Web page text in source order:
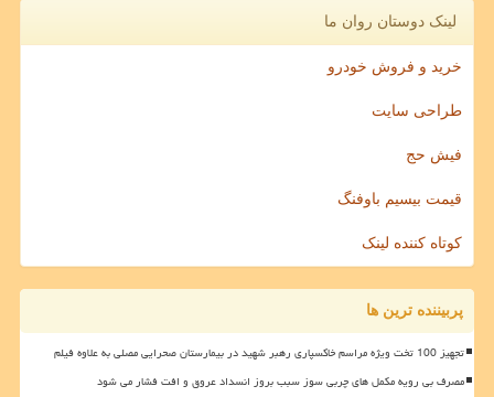
لینک دوستان روان ما
خرید و فروش خودرو
طراحی سایت
فیش حج
قیمت بیسیم باوفنگ
کوتاه کننده لینک
پربیننده ترین ها
تجهیز 100 تخت ویژه مراسم خاکسپاری رهبر شهید در بیمارستان صحرایی مصلی به علاوه فیلم
مصرف بی رویه مکمل های چربی سوز سبب بروز انسداد عروق و افت فشار می شود